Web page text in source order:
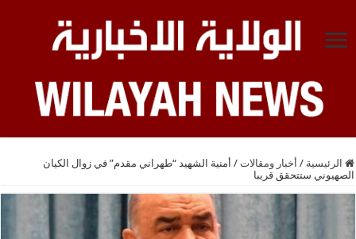
الرئيسية / أخبار ومقالات / أمنية الشهيد “طهراني مقدم” في زوال الكيان
الصهيوني ستتحقق قريبا